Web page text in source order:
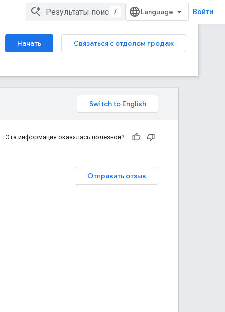
/ Войти
Начать
Связаться с отделом продаж
Эта информация оказалась полезной?
Отправить отзыв